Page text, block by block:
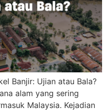
Banjir: Ujian atau Bala?
alam yang sering
Malaysia. Kejadian